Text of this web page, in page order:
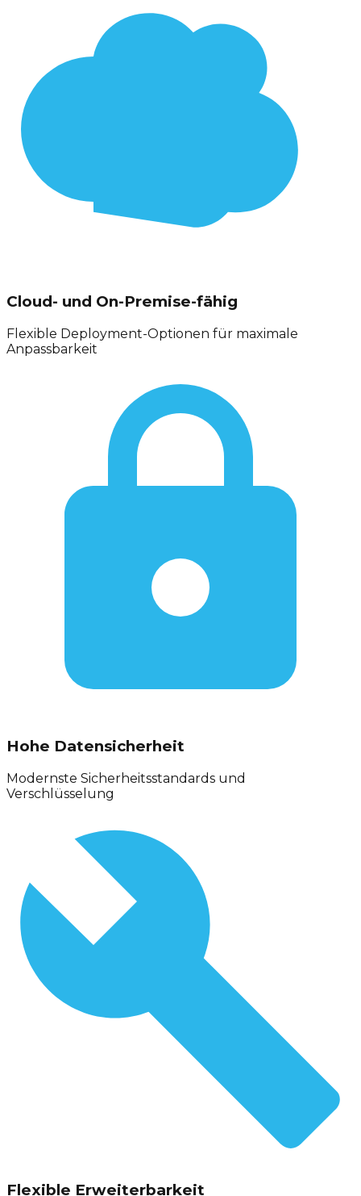
Cloud- und On-Premise-fähig
Flexible Deployment-Optionen für maximale
Anpassbarkeit
Hohe Datensicherheit
Modernste Sicherheitsstandards und
Verschlüsselung
Flexible Erweiterbarkeit